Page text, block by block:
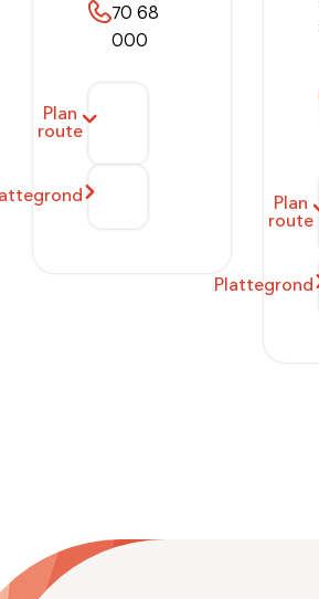
70 68
000
Plan
route
Plan
route
Plattegrond